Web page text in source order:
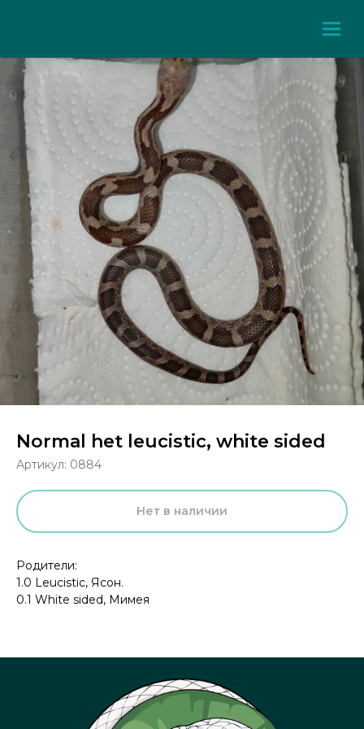
Normal het leucistic, white sided
Артикул: 0884
Нет в наличии
Родители:
1.0 Leucistic, Ясон.
0.1 White sided, Мимея